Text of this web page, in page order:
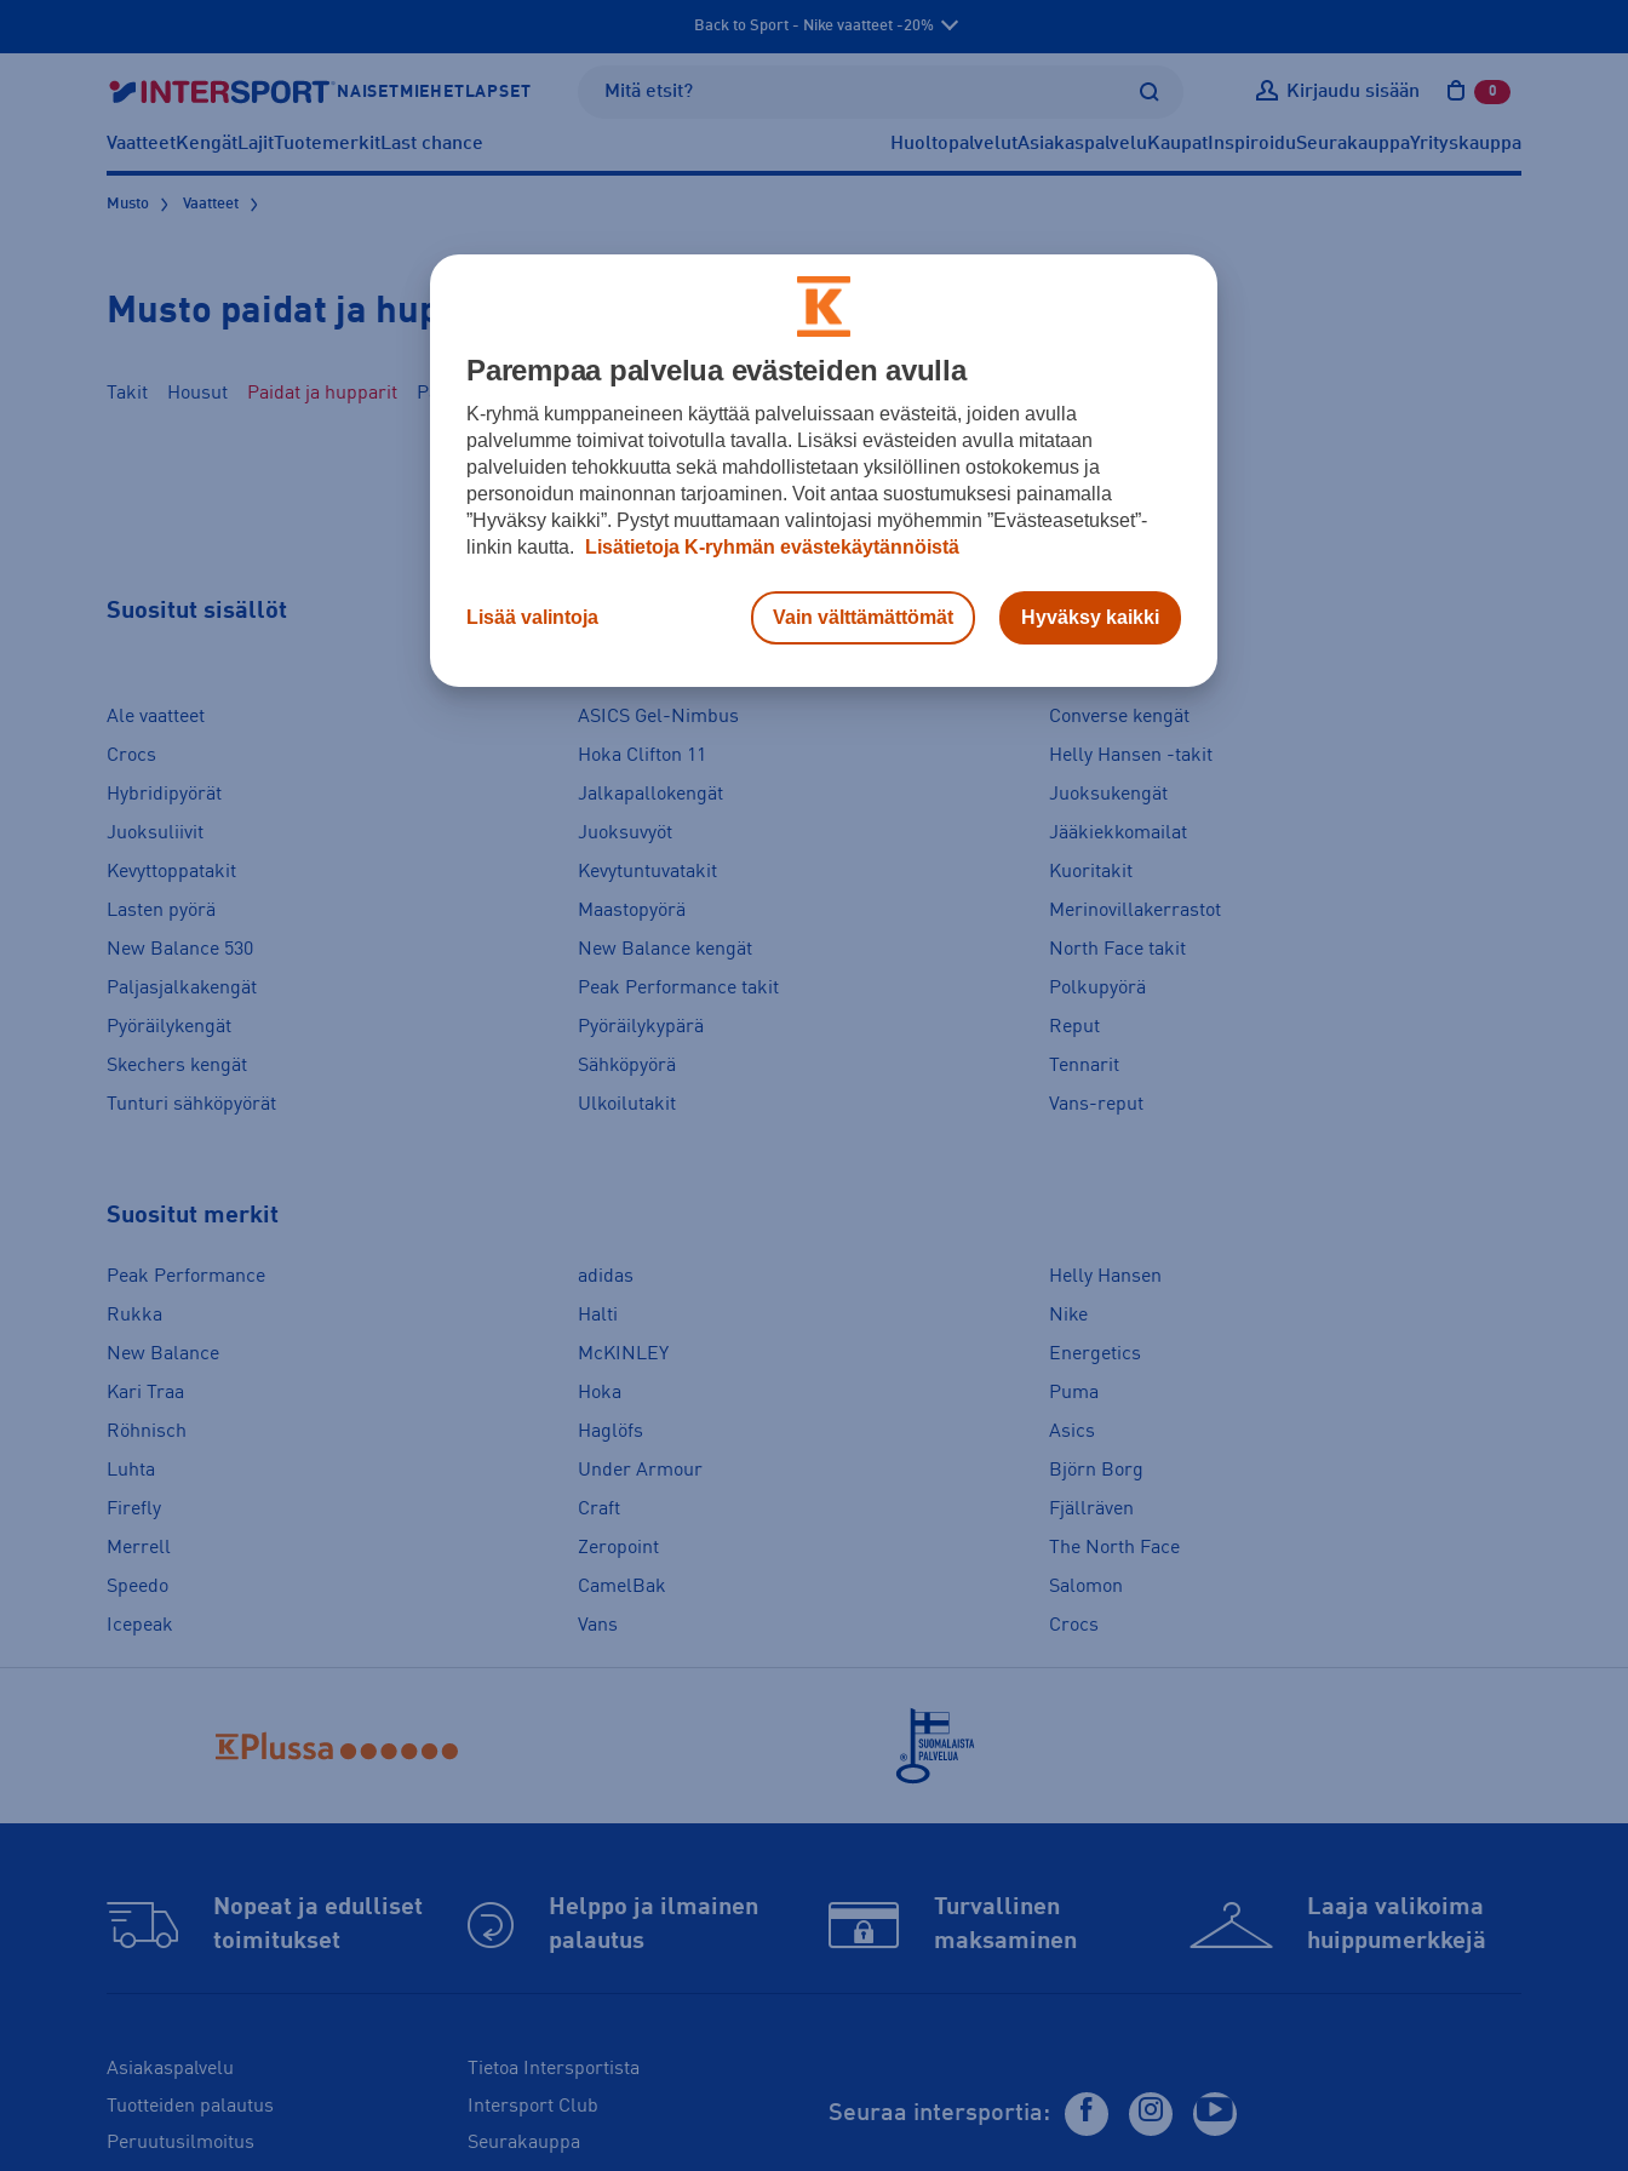
Back to Sport - Nike vaatteet -20%
NAISET MIEHET LAPSET Kirjaudu sisään 0 tuotetta
VaatteetKengätLajitTuotemerkitLast chance HuoltopalvelutAsiakaspalvelu Kaupat InspiroiduSeurakauppaYrityskauppa
Musto Vaatteet
Musto paidat ja hupparit
Takit Housut Paidat ja hupparit Päähineet ja käsineet
Ei tuotteita.
Suositut sisällöt
Ale vaatteet ASICS Gel-Nimbus
Converse kengät
Crocs
Hoka Clifton 11
Helly Hansen -takit
Hybridipyörät
Jalkapallokengät
Juoksukengät
Juoksuliivit
Juoksuvyöt
Jääkiekkomailat
Kevyttoppatakit
Kevytuntuvatakit
Kuoritakit
Lasten pyörä
Maastopyörä
Merinovillakerrastot
New Balance 530
New Balance kengät
North Face takit
Paljasjalkakengät
Peak Performance takit
Polkupyörä
Pyöräilykengät
Pyöräilykypärä
Reput
Skechers kengät
Sähköpyörä
Tennarit
Tunturi sähköpyörät
Ulkoilutakit Vans-reput
Suositut merkit
Peak Performance adidas
Helly Hansen
Rukka
Halti
Nike
New Balance
McKINLEY
Energetics
Kari Traa
Hoka
Puma
Röhnisch
Haglöfs
Asics
Luhta
Under Armour
Björn Borg
Firefly
Craft
Fjällräven
Merrell
Zeropoint
The North Face
Speedo
CamelBak
Salomon
Icepeak
Vans Crocs
Nopeat ja edulliset
toimitukset
Helppo ja ilmainen
palautus
Turvallinen
maksaminen
Laaja valikoima
huippu­merkkejä
Asiakaspalvelu
Tuotteiden palautus
Peruutusilmoitus
Tietoa Intersportista
Intersport Club
Seurakauppa
Seuraa intersportia:
Parempaa palvelua evästeiden avulla
K-ryhmä kumppaneineen käyttää palveluissaan evästeitä, joiden avulla
palvelumme toimivat toivotulla tavalla. Lisäksi evästeiden avulla mitataan
palveluiden tehokkuutta sekä mahdollistetaan yksilöllinen ostokokemus ja
personoidun mainonnan tarjoaminen. Voit antaa suostumuksesi painamalla
”Hyväksy kaikki”. Pystyt muuttamaan valintojasi myöhemmin ”Evästeasetukset”-
linkin kautta.
Lisätietoja K-ryhmän evästekäytännöistä
Lisää valintoja Vain välttämättömät Hyväksy kaikki